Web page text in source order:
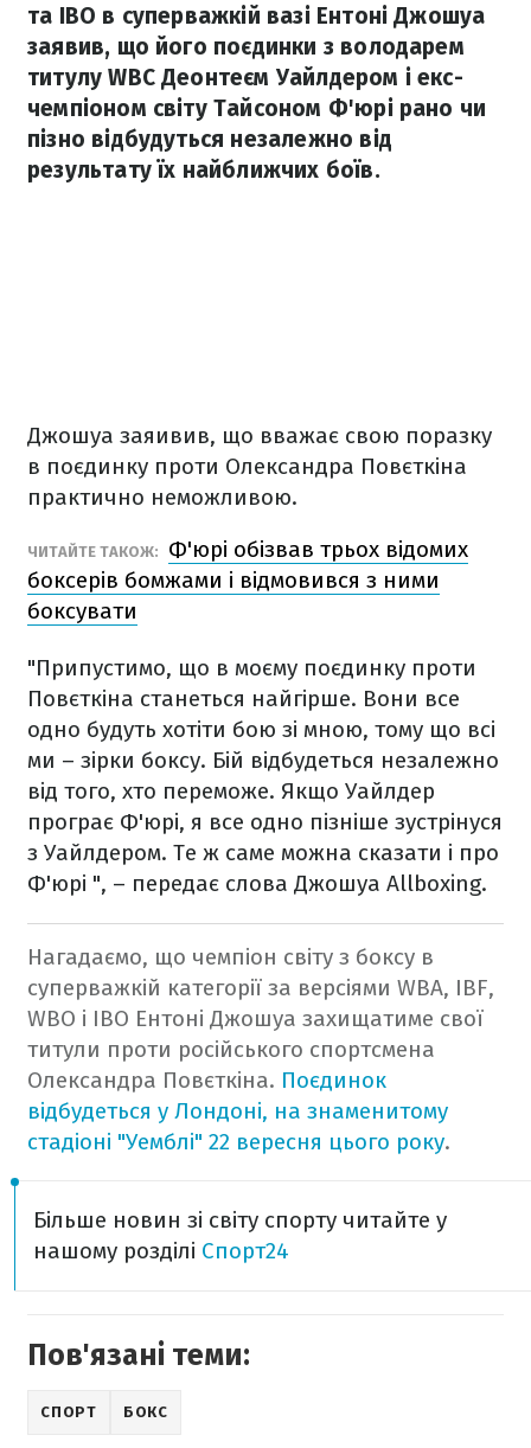
та IBО в суперважкій вазі Ентоні Джошуа
заявив, що його поєдинки з володарем
титулу WBC Деонтеєм Уайлдером і екс-
чемпіоном світу Тайсоном Ф'юрі рано чи
пізно відбудуться незалежно від
результату їх найближчих боїв.
Джошуа заяивив, що вважає свою поразку
в поєдинку проти Олександра Повєткіна
практично неможливою.
ЧИТАЙТЕ ТАКОЖ:
Ф'юрі обізвав трьох відомих
боксерів бомжами і відмовився з ними
боксувати
"Припустимо, що в моєму поєдинку проти
Повєткіна станеться найгірше. Вони все
одно будуть хотіти бою зі мною, тому що всі
ми – зірки боксу. Бій відбудеться незалежно
від того, хто переможе. Якщо Уайлдер
програє Ф'юрі, я все одно пізніше зустрінуся
з Уайлдером. Те ж саме можна сказати і про
Ф'юрі ", – передає слова Джошуа Allboxing.
Нагадаємо, що чемпіон світу з боксу в
суперважкій категорії за версіями WBA, IBF,
WBO і IBO Ентоні Джошуа захищатиме свої
титули проти російського спортсмена
Олександра Повєткіна. Поєдинок
відбудеться у Лондоні, на знаменитому
стадіоні "Уемблі" 22 вересня цього року.
Більше новин зі світу спорту читайте у
нашому розділі Спорт24
Пов'язані теми:
СПОРТ БОКС